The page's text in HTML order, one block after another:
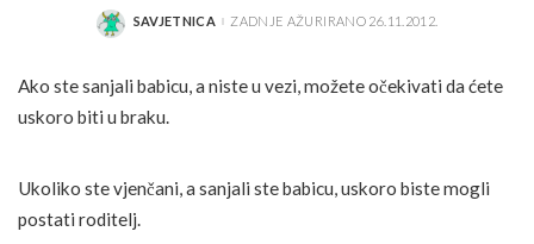
POSTED
SAVJETNICA ZADNJE AŽURIRANO 26.11.2012.
Ako ste sanjali babicu, a niste u vezi, možete očekivati da ćete
uskoro biti u braku.
Ukoliko ste vjenčani, a sanjali ste babicu, uskoro biste mogli
postati roditelj.